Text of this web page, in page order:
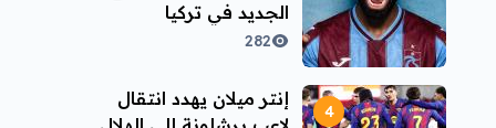
الجديد في تركيا
282
إنتر ميلان يهدد انتقال